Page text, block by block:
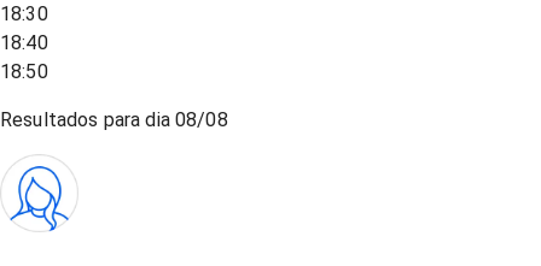
18:30
18:40
18:50
Resultados para dia08/08